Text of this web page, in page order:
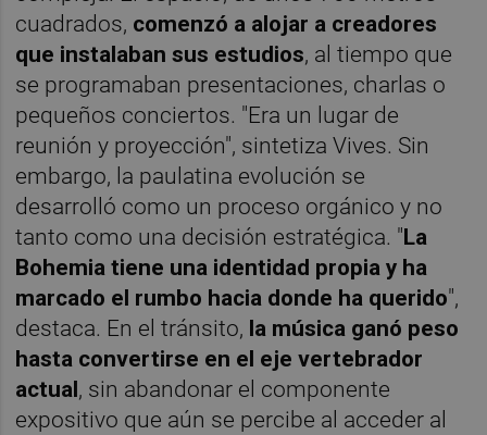
cuadrados, comenzó a alojar a creadores
que instalaban sus estudios, al tiempo que
se programaban presentaciones, charlas o
pequeños conciertos. "Era un lugar de
reunión y proyección", sintetiza Vives. Sin
embargo, la paulatina evolución se
desarrolló como un proceso orgánico y no
tanto como una decisión estratégica. "La
Bohemia tiene una identidad propia y ha
marcado el rumbo hacia donde ha querido",
destaca. En el tránsito, la música ganó peso
hasta convertirse en el eje vertebrador
actual, sin abandonar el componente
expositivo que aún se percibe al acceder al